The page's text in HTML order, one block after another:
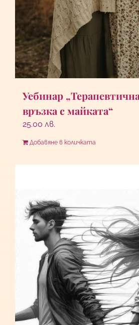
Уебинар
връзка с майката“
25.00 лв.
Добавяне в количката